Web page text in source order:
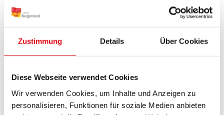
Zustimmung Details Über Cookies
Diese Webseite verwendet Cookies
Wir verwenden Cookies, um Inhalte und Anzeigen zu
personalisieren, Funktionen für soziale Medien anbieten
Pflegestützpunkt vereint unterschiedliche
Leistungen unter einem Dach. Angeboten werden
betreubares Wohnen mit vier Wohnungen inklusive
umfassendem Grundleistungspaket, eine
Besucherinnen und Besucher, mobile Pflege- und
Betreuungsleistungen, Pflege- und Sozialberatung
sowie ein Dorfplatz als Treffpunkt für die